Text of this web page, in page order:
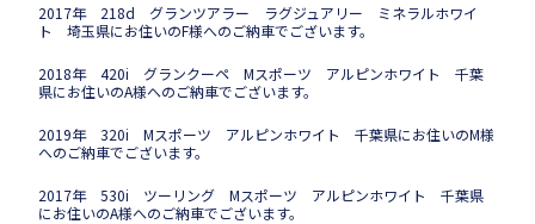
2017年 218d グランツアラー ラグジュアリー ミネラルホワイ
ト 埼玉県にお住いのF様へのご納車でございます。
2018年 420i グランクーペ Mスポーツ アルピンホワイト 千葉
県にお住いのA様へのご納車でございます。
2019年 320i Mスポーツ アルピンホワイト 千葉県にお住いのM様
へのご納車でございます。
2017年 530i ツーリング Mスポーツ アルピンホワイト 千葉県
にお住いのA様へのご納車でございます。